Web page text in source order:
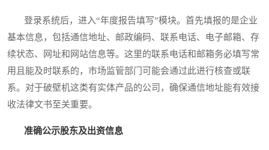
登录系统后，进入“年度报告填写”模块。首先填报的是企业
基本信息，包括通信地址、邮政编码、联系电话、电子邮箱、存
续状态、网址和网站信息等。这里的联系电话和邮箱务必填写常
用且能及时联系的，市场监管部门可能会通过此进行核查或联
系。对于破壁机这类有实体产品的公司，确保通信地址能有效接
收法律文书至关重要。
准确公示股东及出资信息